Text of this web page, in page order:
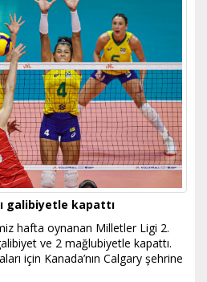
galibiyetle kapattı
hafta oynanan Milletler Ligi 2.
ve 2 mağlubiyetle kapattı.
için Kanada’nın Calgary şehrine